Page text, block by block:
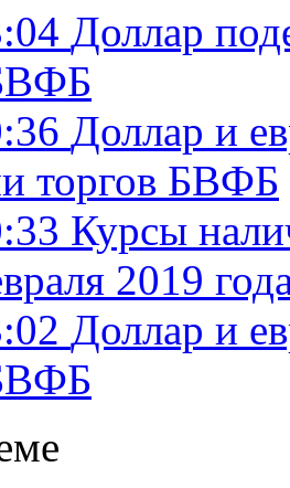
Доллар
Доллар и
торгов БВФБ
Курсы
2019
Доллар и